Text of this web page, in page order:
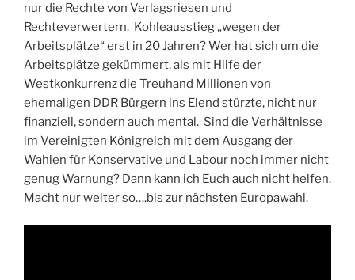
nur die Rechte von Verlagsriesen und
Rechteverwertern. Kohleausstieg „wegen der
Arbeitsplätze“ erst in 20 Jahren? Wer hat sich um die
Arbeitsplätze gekümmert, als mit Hilfe der
Westkonkurrenz die Treuhand Millionen von
ehemaligen DDR Bürgern ins Elend stürzte, nicht nur
finanziell, sondern auch mental. Sind die Verhältnisse
im Vereinigten Königreich mit dem Ausgang der
Wahlen für Konservative und Labour noch immer nicht
genug Warnung? Dann kann ich Euch auch nicht helfen.
Macht nur weiter so….bis zur nächsten Europawahl.